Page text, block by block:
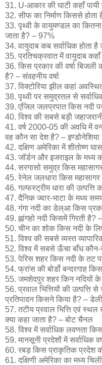
31. U-आकार की घाटी कहाँ पायी
32. सीफ का निर्माण किससे
33. पृथ्वी के वायुमण्डल का
जाता है? – 97%
34. वायुदाब कब सर्वाधिक होता
35. प्रतिचक्रवात में वायुदाब
36. किस प्रकार की वर्षा
है? – संवहनीय वर्षा
37. विक्टोरिया झील कहां
38. पृथ्वी पर समुद्रतल से
39. एंजिल जलप्रपात किस नदी
40. विश्व की सबसे बड़ी
41. वर्ष 2000-05 की अवधि में
वह कौन सा देश है? – इण्डोनेशिया
42. दक्षिण अमेरिका में शीतोष्ण
43. जॉर्डन और इजराइल के मध्य
44. सरगासो समुद्र किस
45. रेनेल जलधारा किस
46. गल्फस्ट्रीम धारा की
47. दैनिक ज्वार-भाटा के मध्य
48. गंगा नदी का डेल्आ किस
49. ह्नांगहो नदी किसमें गिरती है?
50. चीन का शोक किस नदी के लिए
51. विश्व की सबसे व्यस्त
52. विश्व में सबसे ऊँचा बाँध कौन-
53. पेरिस शहर किस नदी के तट
54. फ्रांस की बोर्डो बन्दरगाह
55. जमशेदपुर शहर किन नदियों
56. प्रवाल भित्तियों की उत्पत्ति से
प्रतिपादन किसने किया है? – डेली
57. तटीय प्रवाल भित्ति एवं
क्या कहा जाता है? – बोट चैनल
58. विश्व में सर्वाधिक लवणता
59. मानसूनी प्रदेशों में सर्वाधिक
60. रबड़ किस प्राकृतिक प्रदेश
61. दक्षिणी अमेरिका का मध्य